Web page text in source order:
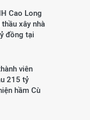
Cao Long
xây nhà
đồng tại
viên
215 tỷ
hầm Cù